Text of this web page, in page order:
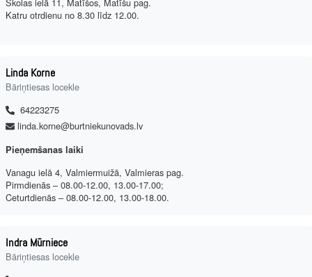
Katru otrdienu no 8.30 līdz 12.00.
Linda Korne
Bāriņtiesas locekle
64223275
linda.korne@burtniekunovads.lv
Pieņemšanas laiki
Vanagu ielā 4, Valmiermuižā, Valmieras pag.
Pirmdienās – 08.00-12.00, 13.00-17.00;
Ceturtdienās – 08.00-12.00, 13.00-18.00.
Indra Mūrniece
Bāriņtiesas locekle